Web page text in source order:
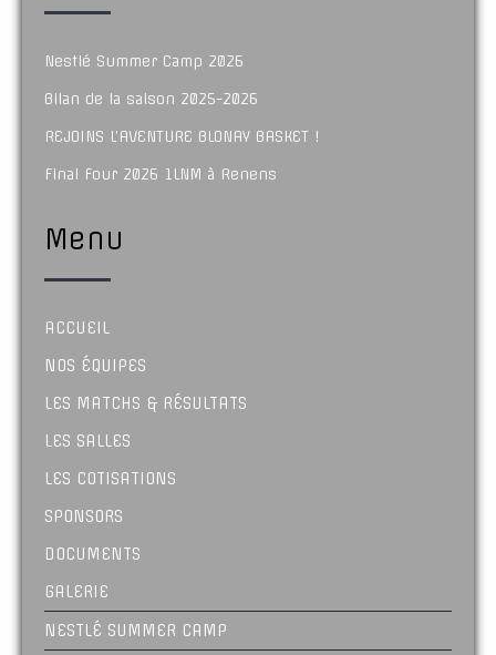
Nestlé Summer Camp 2026
Bilan de la saison 2025-2026
REJOINS L’AVENTURE BLONAY BASKET !
Final Four 2026 1LNM à Renens
Menu
ACCUEIL
NOS ÉQUIPES
LES MATCHS & RÉSULTATS
LES SALLES
LES COTISATIONS
SPONSORS
DOCUMENTS
GALERIE
NESTLÉ SUMMER CAMP